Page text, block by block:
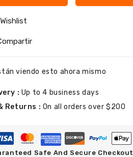
Wishlist
viendo esto ahora mismo
: Up to 4 business days
Returns : On all orders over $200
Safe And Secure Checkout